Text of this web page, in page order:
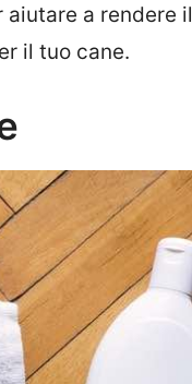
a rendere il
il tuo cane.